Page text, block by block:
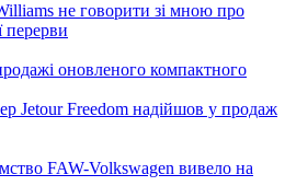
не говорити зі мною про
перерви
Jetour Freedom надійшов у продаж